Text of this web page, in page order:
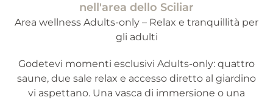
nell'area dello Sciliar
Area wellness Adults-only – Relax e tranquillità per
gli adulti
Godetevi momenti esclusivi Adults-only: quattro
saune, due sale relax e accesso diretto al giardino
vi aspettano. Una vasca di immersione o una